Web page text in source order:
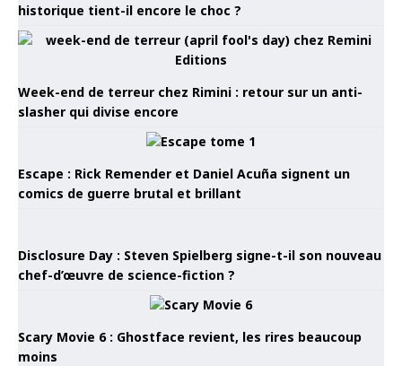
historique tient-il encore le choc ?
Week-end de terreur chez Rimini : retour sur un anti-
slasher qui divise encore
Escape : Rick Remender et Daniel Acuña signent un
comics de guerre brutal et brillant
Disclosure Day : Steven Spielberg signe-t-il son nouveau
chef-d’œuvre de science-fiction ?
Scary Movie 6 : Ghostface revient, les rires beaucoup
moins